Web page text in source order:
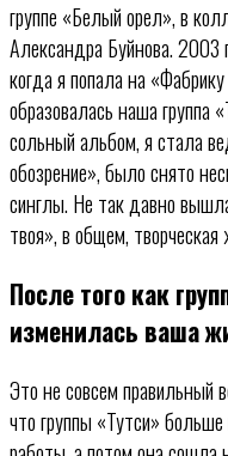
группе «Белый орел», в
Александра Буйнова. 2003
когда я попала на
образовалась наша
сольный альбом, я стала
обозрение», было снято
синглы. Не так давно
твоя», в общем,
После того как
изменилась ваша
Это не совсем правильный
что группы «Тутси»